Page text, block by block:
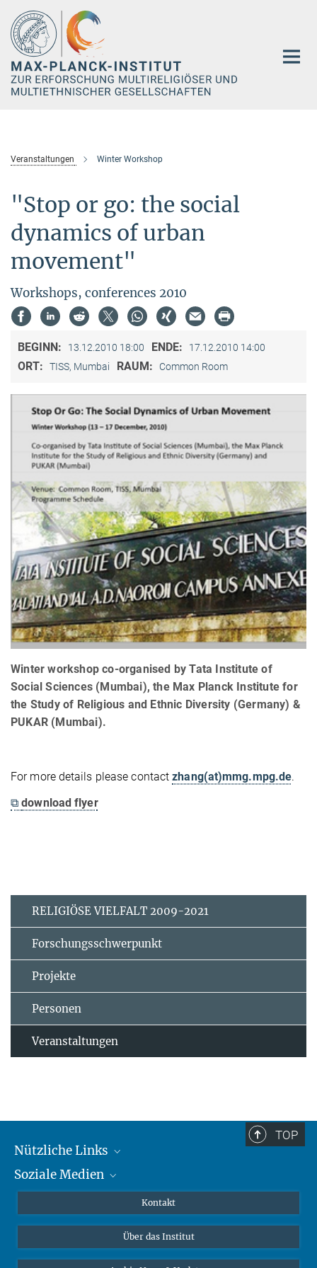
Hauptinhalt
Veranstaltungen Winter Workshop
"Stop or go: the social
dynamics of urban
movement"
Workshops, conferences 2010
BEGINN: 13.12.2010 18:00 ENDE: 17.12.2010 14:00
ORT: TISS, Mumbai RAUM: Common Room
Winter workshop co-organised by Tata Institute of
Social Sciences (Mumbai), the Max Planck Institute for
the Study of Religious and Ethnic Diversity (Germany) &
PUKAR (Mumbai).
For more details please contactzhang(at)mmg.mpg.de.
⧉download flyer
RELIGIÖSE VIELFALT 2009-2021
Forschungsschwerpunkt
Projekte
Personen
Veranstaltungen
TOP
Nützliche Links
MMG Alumni Corner
Online-Vorträge
Soziale Medien
Bluesky
Kontakt
Über das Institut